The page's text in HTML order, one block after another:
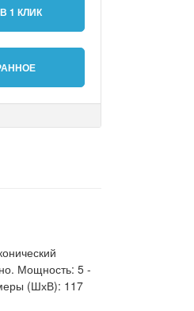
1 КЛИК
Мощность: 5 -
(ШхВ): 117